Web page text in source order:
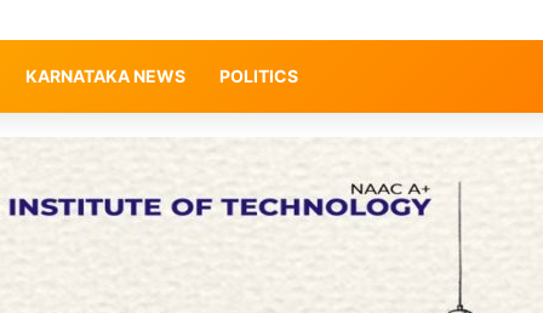
KARNATAKA NEWS POLITICS